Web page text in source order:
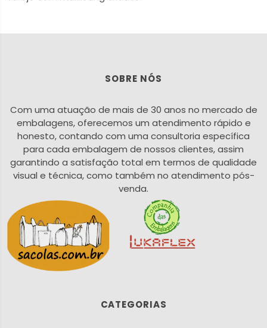
SOBRE NÓS
Com uma atuação de mais de 30 anos no mercado de
embalagens, oferecemos um atendimento rápido e
honesto, contando com uma consultoria específica
para cada embalagem de nossos clientes, assim
garantindo a satisfação total em termos de qualidade
visual e técnica, como também no atendimento pós-
venda.
CATEGORIAS